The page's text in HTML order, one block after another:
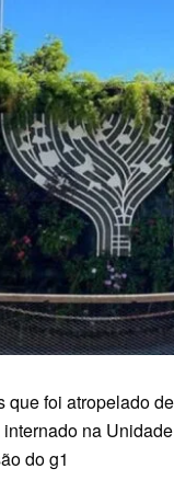
que foi atropelado
na
do g1